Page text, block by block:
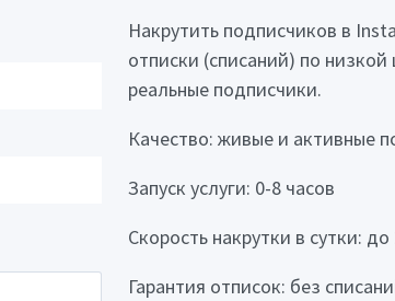
Накрутить подписчиков в
отписки (списаний) по
реальные подписчики.
Качество: живые и активные
Запуск услуги: 0-8 часов
Скорость накрутки в сутки:
Гарантия отписок: без